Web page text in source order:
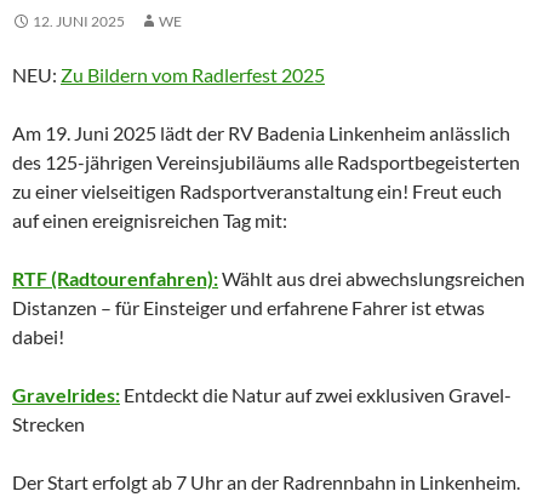
12. JUNI 2025 WE
NEU: Zu Bildern vom Radlerfest 2025
Am 19. Juni 2025 lädt der RV Badenia Linkenheim anlässlich
des 125-jährigen Vereinsjubiläums alle Radsportbegeisterten
zu einer vielseitigen Radsportveranstaltung ein! Freut euch
auf einen ereignisreichen Tag mit:
RTF (Radtourenfahren):Wählt aus drei abwechslungsreichen
Distanzen – für Einsteiger und erfahrene Fahrer ist etwas
dabei!
Gravelrides: Entdeckt die Natur auf zwei exklusiven Gravel-
Strecken
Der Start erfolgt ab 7 Uhr an der Radrennbahn in Linkenheim.